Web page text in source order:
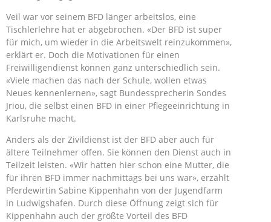
Veil war vor seinem BFD länger arbeitslos, eine
Tischlerlehre hat er abgebrochen. «Der BFD ist super
für mich, um wieder in die Arbeitswelt reinzukommen»,
erklärt er. Doch die Motivationen für einen
Freiwilligendienst können ganz unterschiedlich sein.
«Viele machen das nach der Schule, wollen etwas
Neues kennenlernen», sagt Bundessprecherin Sondes
Jriou, die selbst einen BFD in einer Pflegeeinrichtung in
Karlsruhe macht.
Anders als der Zivildienst ist der BFD aber auch für
ältere Teilnehmer offen. Sie können den Dienst auch in
Teilzeit leisten. «Wir hatten hier schon eine Mutter, die
für ihren BFD immer nachmittags bei uns war», erzählt
Pferdewirtin Sabine Kippenhahn von der Jugendfarm
in Ludwigshafen. Durch diese Öffnung zeigt sich für
Kippenhahn auch der größte Vorteil des BFD